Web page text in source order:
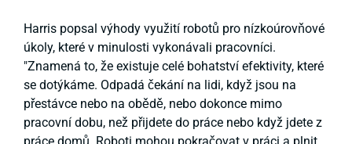
Harris popsal výhody využití robotů pro nízkoúrovňové
úkoly, které v minulosti vykonávali pracovníci.
"Znamená to, že existuje celé bohatství efektivity, které
se dotýkáme. Odpadá čekání na lidi, když jsou na
přestávce nebo na obědě, nebo dokonce mimo
pracovní dobu, než přijdete do práce nebo když jdete z
práce domů. Roboti mohou pokračovat v práci a plnit